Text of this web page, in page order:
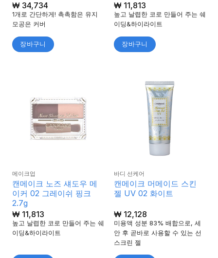
₩34,734
1개로 간단하게! 촉촉함은 유지
모공은 커버
장바구니
₩11,813
높고 날렵한 코로 만들어 주는 쉐
이딩&하이라이트
장바구니
메이크업
캔메이크 노즈 섀도우 메
이커 02 그레이쉬 핑크
2.7g
₩11,813
높고 날렵한 코로 만들어 주는 쉐
이딩&하이라이트
바디 선케어
캔메이크 머메이드 스킨
젤 UV 02 화이트
₩12,128
미용액 성분 83% 배합으로, 세
안 후 곧바로 사용할 수 있는 선
스크린 젤